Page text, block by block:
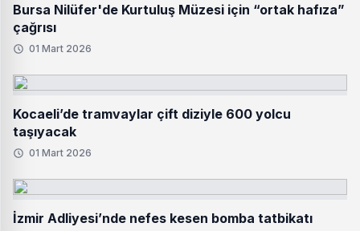
Bursa Nilüfer'de Kurtuluş Müzesi için “ortak hafıza”
çağrısı
01 Mart 2026
Kocaeli’de tramvaylar çift diziyle 600 yolcu
taşıyacak
01 Mart 2026
İzmir Adliyesi’nde nefes kesen bomba tatbikatı